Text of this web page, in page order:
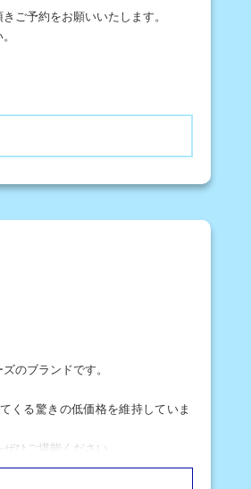
ご予約をお願いいたします。
のブランドです。
くる驚きの低価格を維持していま
ひご堪能ください。